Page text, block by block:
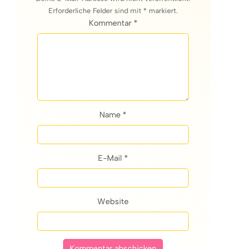
Erforderliche Felder sind mit * markiert.
Kommentar *
Name *
E-Mail *
Website